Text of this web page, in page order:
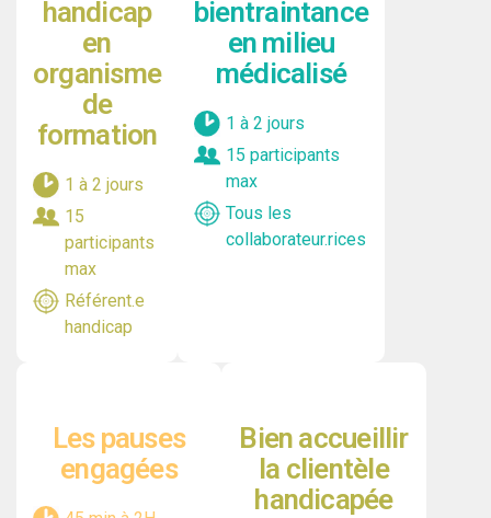
handicap
en
organisme
de
formation
1 à 2 jours
15
participants
max
Référent.e
handicap
bientraintance
en milieu
médicalisé
1 à 2 jours
15 participants
max
Tous les
collaborateur.rices
Les pauses
engagées
Bien accueillir
la clientèle
handicapée